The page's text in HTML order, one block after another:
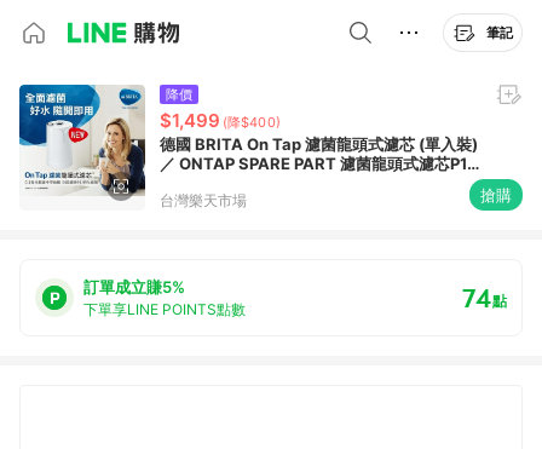
筆記
降價
$1,499 (降$400)
德國 BRITA On Tap 濾菌龍頭式濾芯 (單入裝)
／ ONTAP SPARE PART 濾菌龍頭式濾芯P1-
台灣樂天市場 搶購
訂單成立賺5%
下單享LINE POINTS點數 74點